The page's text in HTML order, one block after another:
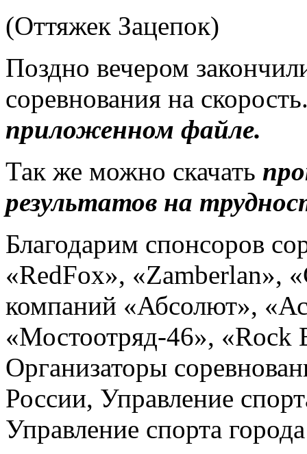
(Оттяжек Зацепок)
Поздно вечером
соревнования на
приложенном файле.
Так же можно скачать
результатов на
Благодарим спонсоров
«RedFox», «Zamberlan»,
компаний «Абсолют»,
«Мостоотряд-46», «Rock
Организаторы
России, Управление
Управление спорта